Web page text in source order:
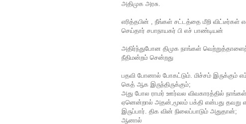
அதிமுக அரசு.
எரித்தபின் , நீங்கள் சட்டத்தை மீறி
செய்தார் சபாநாயகர் பி எச் பாண்டியன்
அதிர்ந்துபோன திமுக நாங்கள்
நீதிமன்றம் சென்றது
பதவி போனால் போகட்டும். மிச்சம் இருக்கும்
கெத் ஆக இருந்திருக்கும்;
அது போல ராமர் ஊர்வல விவகாரத்தில்
ஏனென்றால் அதன்,மூலம் பக்தி என்பது தவறு
இருப்பார். திக வின் நிலைப்பாடும் அதுதான்;
ஆனால்